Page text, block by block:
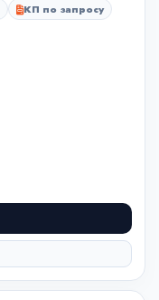
КП по запросу